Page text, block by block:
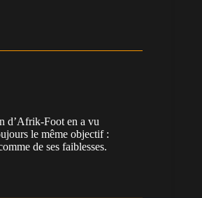
d’Afrik-Foot en a vu
le même objectif :
de ses faiblesses.